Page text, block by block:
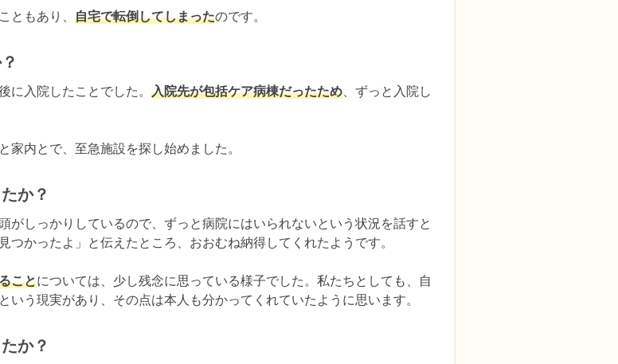
ともあり、 自宅で転倒してしまったのです。
に入院したことでした。 入院先が包括ケア病棟だったため、ずっと入院し
内とで、至急施設を探し始めました。
か？
がしっかりしているので、ずっと病院にはいられないという状況を話すと
かったよ」と伝えたところ、おおむね納得してくれたようです。
ことについては、少し残念に思っている様子でした。私たちとしても、自
う現実があり、その点は本人も分かってくれていたように思います。
か？